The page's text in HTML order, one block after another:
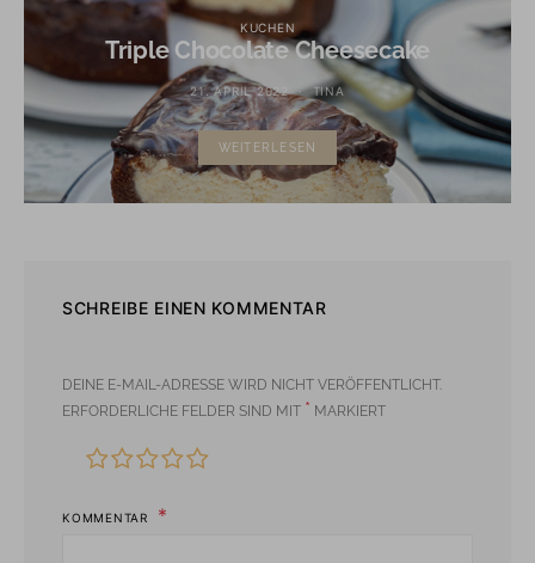
KUCHEN
Triple Chocolate Cheesecake
21. APRIL 2022 TINA
WEITERLESEN
SCHREIBE EINEN KOMMENTAR
DEINE E-MAIL-ADRESSE WIRD NICHT VERÖFFENTLICHT.
ERFORDERLICHE FELDER SIND MIT * MARKIERT
KOMMENTAR